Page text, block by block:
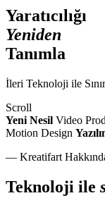
Yaratıcılığı
Yeniden
Tanımla
İleri Teknoloji ile
Scroll
Yeni Nesil Video
Motion Design
— Kreatifart
Teknoloji ile